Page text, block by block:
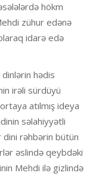
hökm
zühur edənə
idarə edə
hədis
irəli sürdüyü
atılmış ideya
səlahiyyətli
dini rəhbərin bütün
əslində qeybdəki
Mehdi ilə gizlində